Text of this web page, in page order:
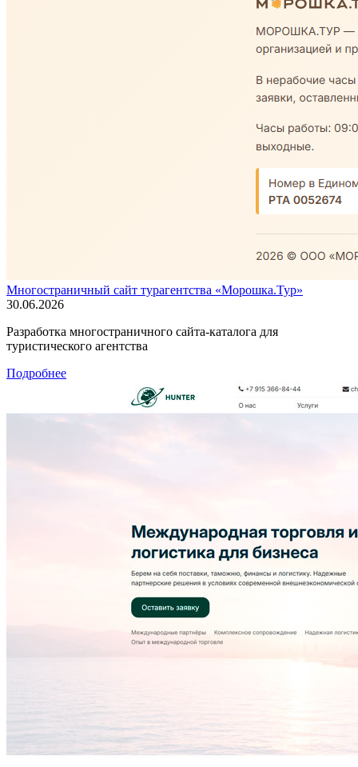
Многостраничный сайт турагентства «Морошка.Тур»
30.06.2026
Разработка многостраничного сайта-каталога для
туристического агентства
Подробнее